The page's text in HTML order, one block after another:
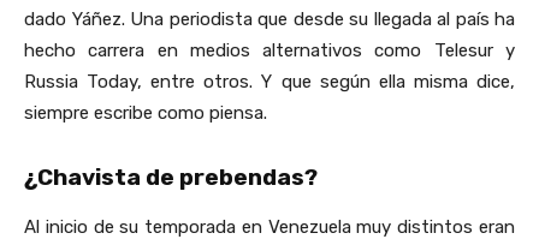
dado Yáñez. Una periodista que desde su llegada al país ha
hecho carrera en medios alternativos como Telesur y
Russia Today, entre otros. Y que según ella misma dice,
siempre escribe como piensa.
¿Chavista de prebendas?
Al inicio de su temporada en Venezuela muy distintos eran